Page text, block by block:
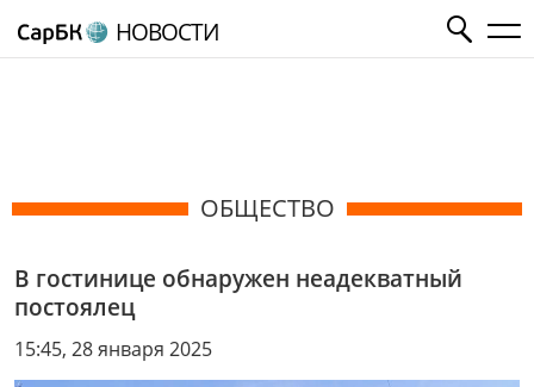
НОВОСТИ
ОБЩЕСТВО
В гостинице обнаружен неадекватный
постоялец
15:45, 28 января 2025